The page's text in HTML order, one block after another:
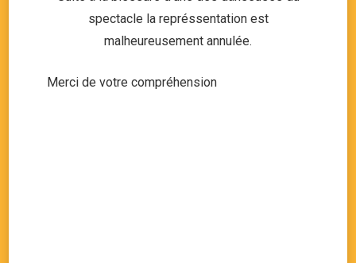
spectacle la représsentation est
malheureusement annulée.
Merci de votre compréhension